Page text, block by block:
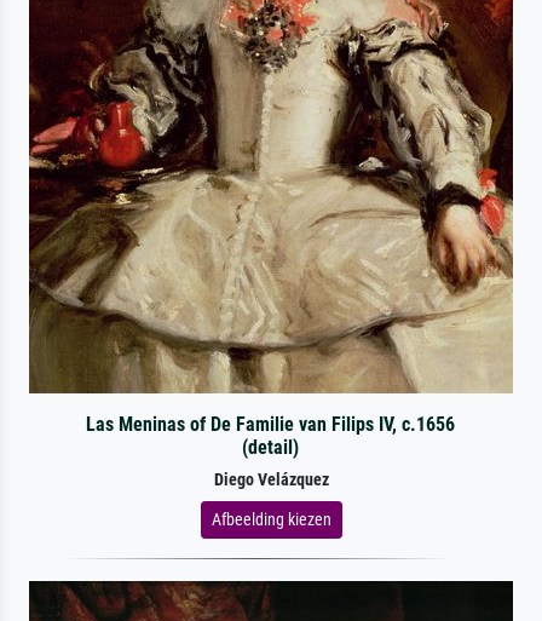
Las Meninas of De Familie van Filips IV, c.1656
(detail)
Diego Velázquez
Afbeelding kiezen